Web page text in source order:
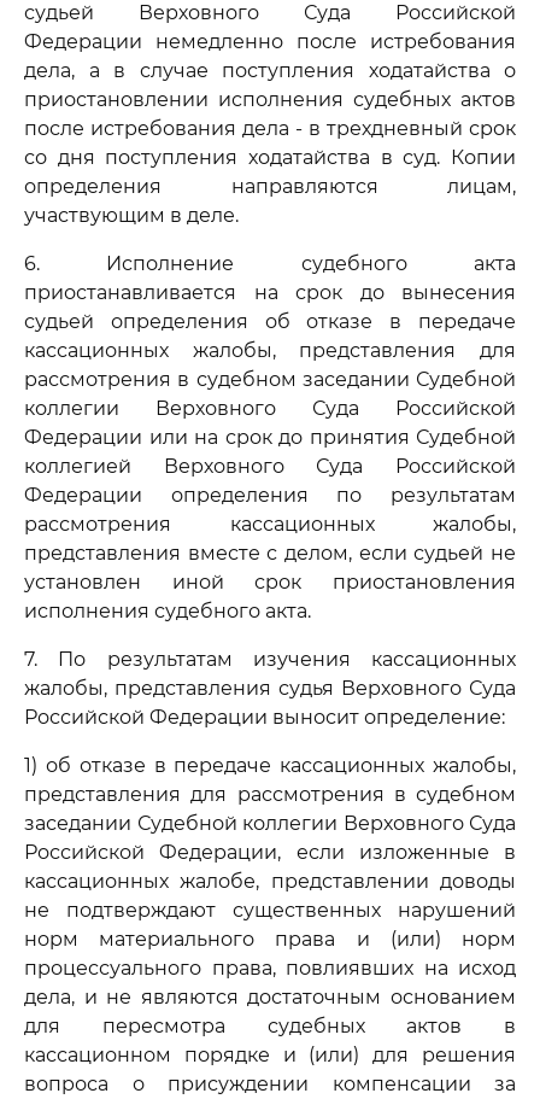
судьей Верховного Суда Российской
Федерации немедленно после истребования
дела, а в случае поступления ходатайства о
приостановлении исполнения судебных актов
после истребования дела - в трехдневный срок
со дня поступления ходатайства в суд. Копии
определения направляются лицам,
участвующим в деле.
6. Исполнение судебного акта
приостанавливается на срок до вынесения
судьей определения об отказе в передаче
кассационных жалобы, представления для
рассмотрения в судебном заседании Судебной
коллегии Верховного Суда Российской
Федерации или на срок до принятия Судебной
коллегией Верховного Суда Российской
Федерации определения по результатам
рассмотрения кассационных жалобы,
представления вместе с делом, если судьей не
установлен иной срок приостановления
исполнения судебного акта.
7. По результатам изучения кассационных
жалобы, представления судья Верховного Суда
Российской Федерации выносит определение:
1) об отказе в передаче кассационных жалобы,
представления для рассмотрения в судебном
заседании Судебной коллегии Верховного Суда
Российской Федерации, если изложенные в
кассационных жалобе, представлении доводы
не подтверждают существенных нарушений
норм материального права и (или) норм
процессуального права, повлиявших на исход
дела, и не являются достаточным основанием
для пересмотра судебных актов в
кассационном порядке и (или) для решения
вопроса о присуждении компенсации за